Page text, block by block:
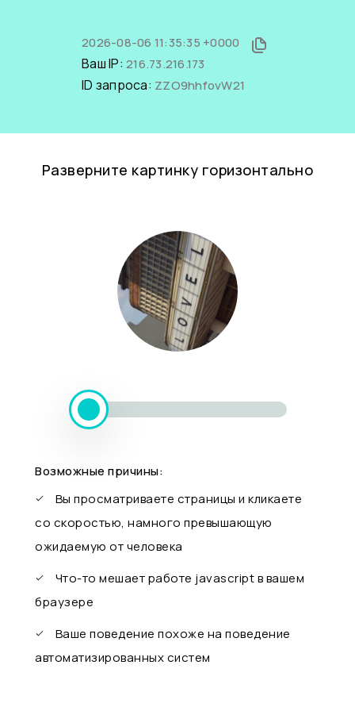
2026-08-06 11:35:35 +0000
Ваш IP: 216.73.216.173
ID запроса: ZZO9hhfovW21
Разверните картинку горизонтально
Возможные причины:
Вы просматриваете страницы и кликаете
со скоростью, намного превышающую
ожидаемую от человека
Что-то мешает работе javascript в вашем
браузере
Ваше поведение похоже на поведение
автоматизированных систем